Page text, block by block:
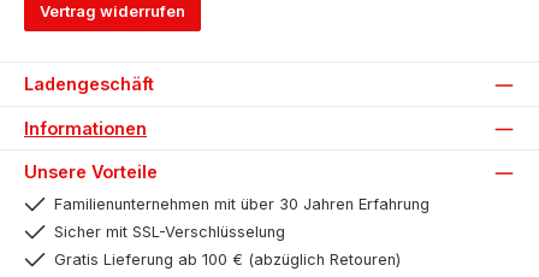
Vertrag widerrufen
Ladengeschäft
Informationen
Unsere Vorteile
Familienunternehmen mit über 30 Jahren Erfahrung
Sicher mit SSL-Verschlüsselung
Gratis Lieferung ab 100 € (abzüglich Retouren)